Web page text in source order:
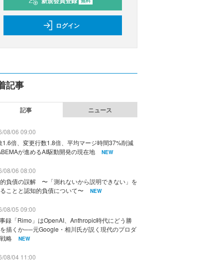
ログイン
記事
記事 ニュース
08/06 09:00
1.6倍、変更行数1.8倍、平均マージ時間37%削減
が進めるAI駆動開発の現在地
NEW
08/06 08:00
負債の誤解 〜「測れないから説明できない」を
ことと認知的負債について〜
NEW
08/05 09:00
録「Rimo」はOpenAI、Anthropic時代にどう勝
描くか──元Google・相川氏が説く現代のプロダ
略
NEW
08/04 11:00